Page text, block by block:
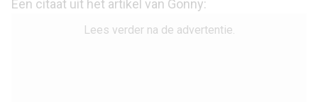
Een citaat uit het artikel van Gonny:
Lees verder na de advertentie.